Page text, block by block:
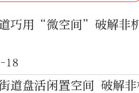
巧用“微空间”破解非
18
道盘活闲置空间 破解